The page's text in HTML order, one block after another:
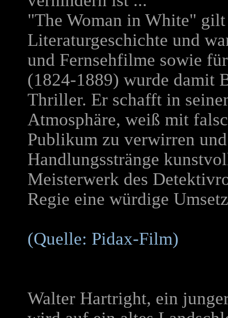
"The Woman in White"
Literaturgeschichte und
und Fernsehfilme sowie
(1824-1889) wurde damit
Thriller. Er schafft in
Atmosphäre, weiß mit
Publikum zu verwirren
Handlungsstränge
Meisterwerk des
Regie eine würdige
(Quelle: Pidax-Film)
Walter Hartright, ein